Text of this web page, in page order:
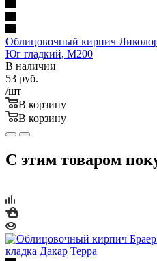
Облицовочный кирпич
Юг гладкий, М200
В наличии
53 руб.
/шт
В корзину
В корзину
С этим товаром